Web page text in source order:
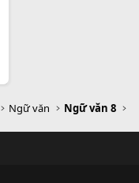
Ngữ văn Ngữ văn 8